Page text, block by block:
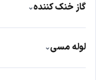
گاز خنک کننده⌄
R410A
لوله مسی⌄
دارد